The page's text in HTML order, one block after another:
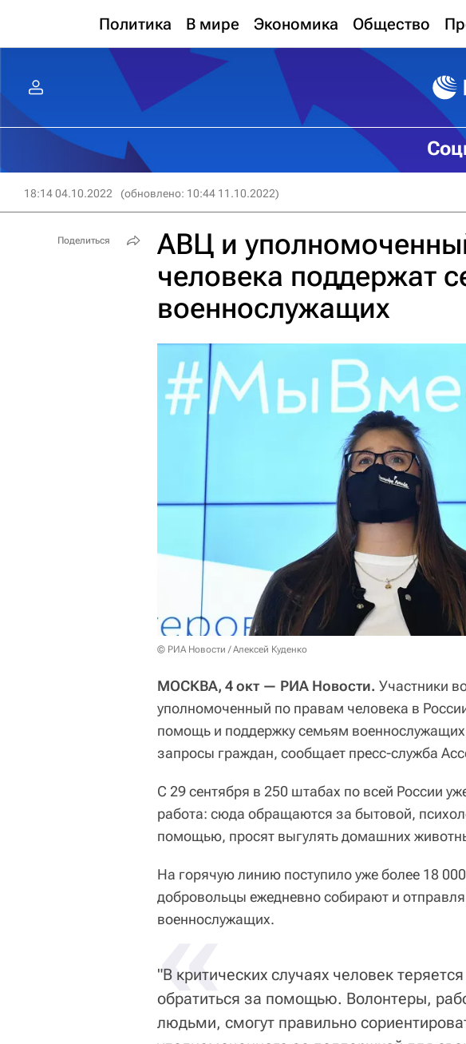
Политика В мире Экономика Общество
18:14 04.10.2022 (обновлено: 10:44 11.10.2022)
АВЦ и
человека поддержат
военнослужащих
© РИА Новости / Алексей Куденко
МОСКВА, 4 окт — РИА Новости. Участники
уполномоченный по правам человека в
помощь и поддержку семьям
запросы граждан, сообщает пресс-служба
С 29 сентября в 250 штабах по всей России
работа: сюда обращаются за бытовой,
помощью, просят выгулять домашних
На горячую линию поступило уже более 18
добровольцы ежедневно собирают и
военнослужащих.
«
"В критических случаях человек
обратиться за помощью. Волонтеры,
людьми, смогут правильно
Поделиться